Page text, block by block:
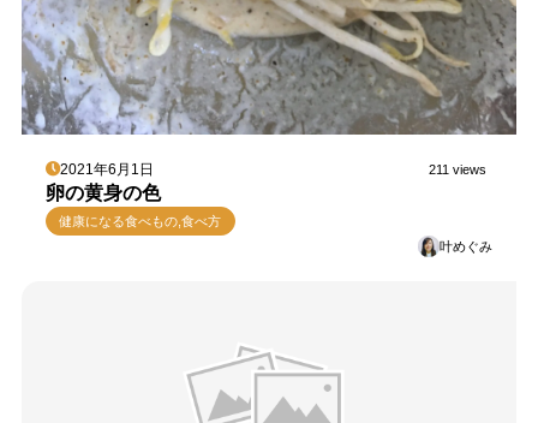
2021年6月1日 211 views
卵の黄身の色
健康になる食べもの,食べ方
叶めぐみ